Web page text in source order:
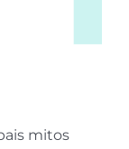
mitos